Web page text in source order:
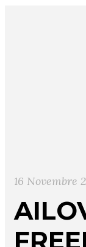
16 Novembre